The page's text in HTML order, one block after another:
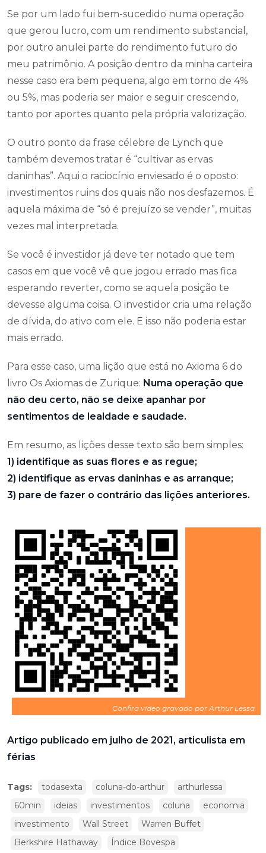
Se por um lado fui bem-sucedido numa operação
que gerou lucro, com um rendimento substancial,
por outro anulei parte do rendimento futuro do
meu patrimônio. A posição dentro da minha carteira
nesse caso era bem pequena, algo em torno de 4%
ou 5%, mas poderia ser maior e seguir crescendo,
tanto por aportes quanto pela própria valorização.
O outro ponto da frase célebre de Lynch que
também devemos tratar é “cultivar as ervas
daninhas”. Aqui o raciocínio enviesado é o oposto:
investimentos ruins dos quais não nos desfazemos. É
aquela máxima de “só é prejuízo se vender”, muitas
vezes mal interpretada.
Se você é investidor já deve ter notado que tem
casos em que você vê que jogou errado mas fica
esperando reverter, como se aquela posição te
devesse alguma coisa. O investidor cria uma relação
de dívida, do ativo com ele. E isso não poderia estar
mais errado.
Para esse caso, uma lição que está no Axioma 6 do
livro Os Axiomas de Zurique: Numa operação que
não deu certo, não se deixe apanhar por
sentimentos de lealdade e saudade.
Em resumo, as lições desse texto são bem simples:
1) identifique as suas flores e as regue;
2) identifique as ervas daninhas e as arranque;
3) pare de fazer o contrário das lições anteriores.
Confira vídeo gravado por Arthur Lessa
Artigo publicado em julho de 2021, articulista em
férias
Tags: todasexta coluna-do-arthur
arthurlessa
60min
ideias investimentos coluna
economia
investimento
Wall Street
Warren Buffet
Berkshire Hathaway
Índice Bovespa